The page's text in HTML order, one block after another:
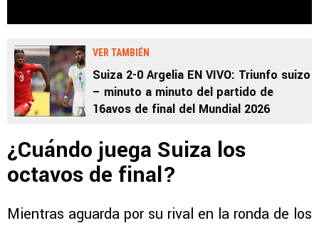
VER TAMBIÉN
Suiza 2-0 Argelia EN VIVO: Triunfo suizo
– minuto a minuto del partido de
16avos de final del Mundial 2026
¿Cuándo juega Suiza los
octavos de final?
Mientras aguarda por su rival en la ronda de los